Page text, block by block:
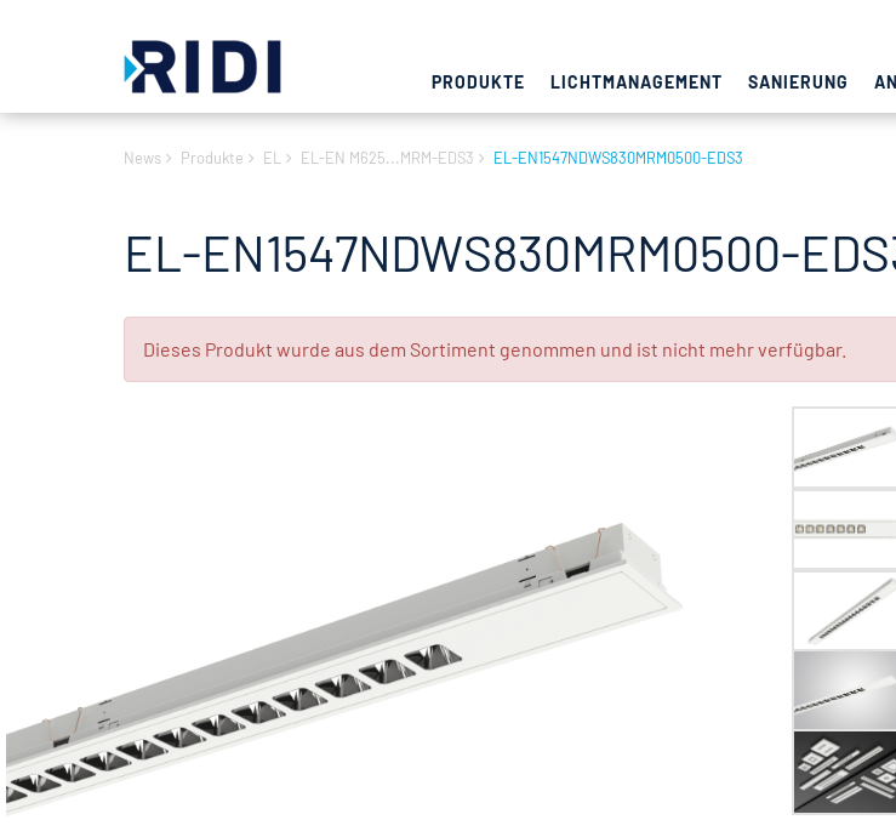
PRODUKTE LICHTMANAGEMENT SANIERUNG
News Produkte EL EL-EN M625...MRM-EDS3 EL-EN1547NDWS830MRM0500-EDS3
EL-EN1547NDWS830MRM0500-
Dieses Produkt wurde aus dem Sortiment genommen und ist nicht mehr verfügbar.